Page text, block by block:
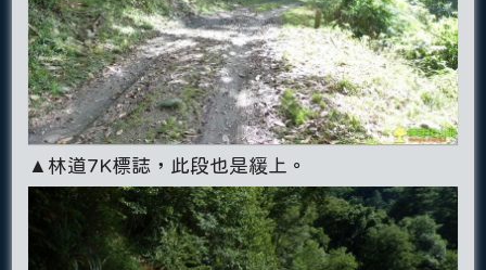
▲林道7K標誌，此段也是緩上。